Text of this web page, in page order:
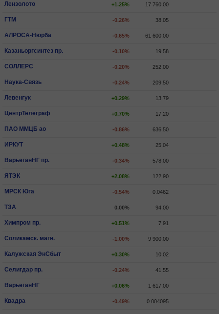
Лензолото +1.25% 17 760.00
ГТМ -0.26% 38.05
АЛРОСА-Нюрба -0.65% 61 600.00
Казаньоргсинтез пр. -0.10% 19.58
СОЛЛЕРС -0.20% 252.00
Наука-Связь -0.24% 209.50
Левенгук +0.29% 13.79
ЦентрТелеграф +0.70% 17.20
ПАО ММЦБ ао -0.86% 636.50
ИРКУТ +0.48% 25.04
ВарьеганHГ пр. -0.34% 578.00
ЯТЭК +2.08% 122.90
МРСК Юга -0.54% 0.0462
ТЗА 0.00% 94.00
Химпром пр. +0.51% 7.91
Соликамск. магн. -1.00% 9 900.00
Калужская ЭнСбыт +0.30% 10.02
Селигдар пр. -0.24% 41.55
ВарьеганHГ +0.06% 1 617.00
Квадра -0.49% 0.004095